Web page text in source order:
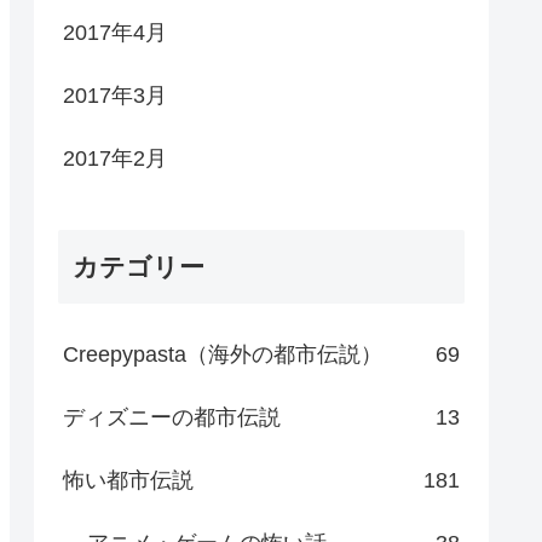
2017年4月
2017年3月
2017年2月
カテゴリー
Creepypasta（海外の都市伝説） 69
ディズニーの都市伝説 13
怖い都市伝説 181